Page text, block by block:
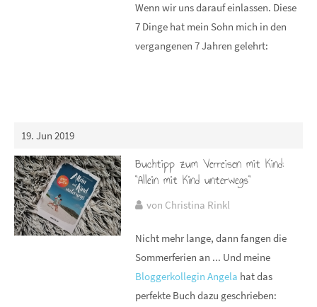
Wenn wir uns darauf einlassen. Diese
7 Dinge hat mein Sohn mich in den
vergangenen 7 Jahren gelehrt:
19. Jun 2019
Buchtipp zum Verreisen mit Kind:
"Allein mit Kind unterwegs"
von Christina Rinkl
Nicht mehr lange, dann fangen die
Sommerferien an ... Und meine
Bloggerkollegin Angela hat das
perfekte Buch dazu geschrieben: